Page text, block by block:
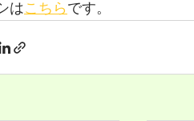
はこちらです。